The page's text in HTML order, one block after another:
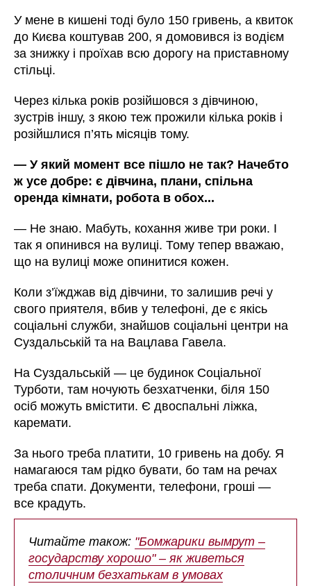
У мене в кишені тоді було 150 гривень, а квиток
до Києва коштував 200, я домовився із водієм
за знижку і проїхав всю дорогу на приставному
стільці.
Через кілька років розійшовся з дівчиною,
зустрів іншу, з якою теж прожили кілька років і
розійшлися п’ять місяців тому.
— У який момент все пішло не так? Начебто
ж усе добре: є дівчина, плани, спільна
оренда кімнати, робота в обох...
— Не знаю. Мабуть, кохання живе три роки. І
так я опинився на вулиці. Тому тепер вважаю,
що на вулиці може опинитися кожен.
Коли з’їжджав від дівчини, то залишив речі у
свого приятеля, вбив у телефоні, де є якісь
соціальні служби, знайшов соціальні центри на
Суздальській та на Вацлава Гавела.
На Суздальській — це будинок Соціальної
Турботи, там ночують безхатченки, біля 150
осіб можуть вмістити. Є двоспальні ліжка,
каремати.
За нього треба платити, 10 гривень на добу. Я
намагаюся там рідко бувати, бо там на речах
треба спати. Документи, телефони, гроші —
все крадуть.
Читайте також: "Бомжарики вымрут –
государству хорошо" – як живеться
столичним безхатькам в умовах